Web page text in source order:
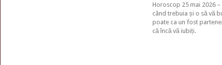
Horoscop 25 mai 2026 –
când trebuia și o să vă
poate ca un fost
că încă vă iubiți.